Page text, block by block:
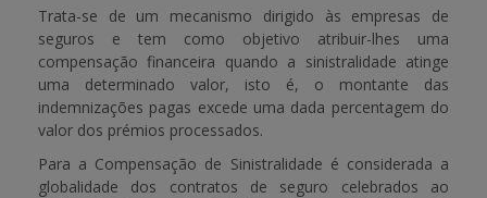
PAGAMENTOS
APOIO AO BENEFICIÁRIO
Entrar / Registar
Trata-se de um mecanismo dirigido às empresas de
seguros e tem como objetivo atribuir-lhes uma
compensação financeira quando a sinistralidade atinge
uma determinado valor, isto é, o montante das
indemnizações pagas excede uma dada percentagem do
valor dos prémios processados.
Para a Compensação de Sinistralidade é considerada a
globalidade dos contratos de seguro celebrados ao